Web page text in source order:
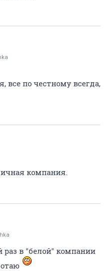
все по честному всегда,
компания.
в "белой" компании